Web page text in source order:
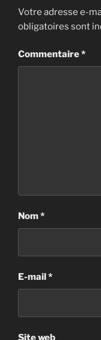
Votre adresse e-
obligatoires sont
Commentaire*
Nom*
E-mail*
Site web